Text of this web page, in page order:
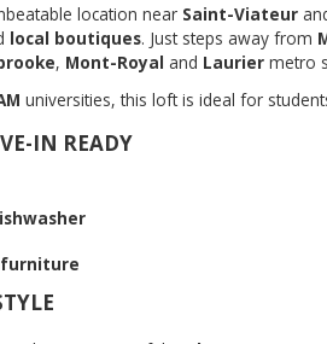
location near Saint-Viateur
local boutiques. Just steps away from
, Mont-Royal and Laurier metro
universities, this loft is ideal for
IN READY